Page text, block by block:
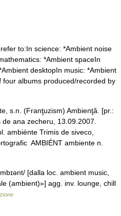
to:In science: *Ambient noise
*Ambient spaceIn
desktopIn music: *Ambient
four albums produced/recorded by
s.n. (Franţuzism) Ambienţă. [pr.:
ana zecheru, 13.09.2007.
ambiénte Trimis de siveco,
AMBIÉNT ambiente n.
[dalla loc. ambient music,
(ambient)»] agg. inv. lounge, chill